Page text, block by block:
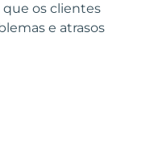
os clientes
e atrasos